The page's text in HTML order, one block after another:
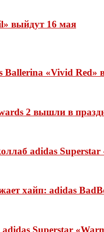
выйдут 16 мая
Ballerina «Vivid Red»
2 вышли в
adidas Superstar
хайп: adidas
Superstar